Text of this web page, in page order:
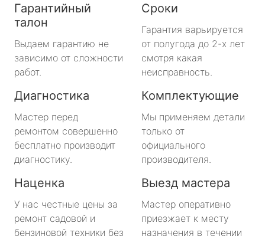
Гарантийный
талон
Выдаем гарантию не
зависимо от сложности
работ.
Сроки
Гарантия варьируется
от полугода до 2-х лет
смотря какая
неисправность.
Диагностика
Мастер перед
ремонтом совершенно
бесплатно производит
диагностику.
Комплектующие
Мы применяем детали
только от
официального
производителя.
Наценка
У нас честные цены за
ремонт садовой и
бензиновой техники без
Выезд мастера
Мастер оперативно
приезжает к месту
назначения в течении